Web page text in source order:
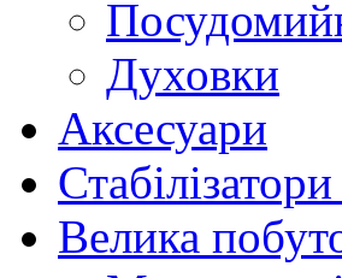
Духовки
Аксесуари
Велика